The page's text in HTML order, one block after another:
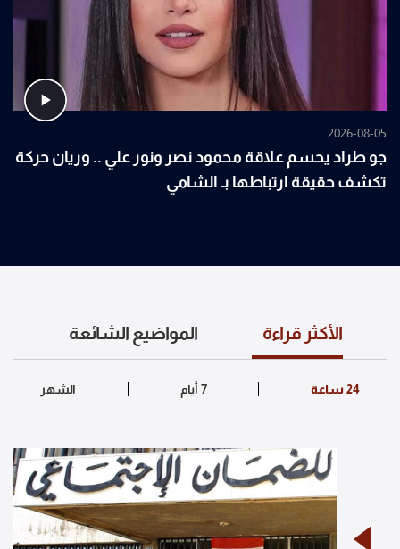
2026-08-05
جو طراد يحسم علاقة محمود نصر ونور علي .. وريان حركة
تكشف حقيقة ارتباطها بـ الشامي
الأكثر قراءة المواضيع الشائعة